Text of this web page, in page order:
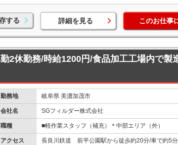
する 詳細を見る このお仕事
2休勤務/時給1200円/食品加工工場内で製
勤務地 岐阜県 美濃加茂市
会社名 SGフィルダー株式会社
職種 ■軽作業スタッフ（補充）＊中部エリア（外）
アクセス 長良川鉄道 前平公園駅から徒歩約20分/車で約5分